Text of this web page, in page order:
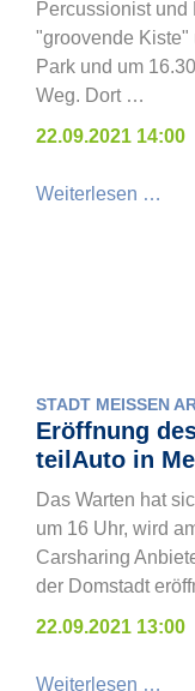
Percussionist
"groovende Kiste"
Park und um
Weg. Dort …
22.09.2021 14:00
Weiterlesen …
STADT MEISSEN
Eröffnung
teilAuto in
Das Warten hat
um 16 Uhr, wird
Carsharing
der Domstadt
22.09.2021 13:00
Weiterlesen …